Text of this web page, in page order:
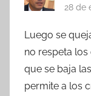
28 de
Luego se
no respeta
que se baja
permite a los